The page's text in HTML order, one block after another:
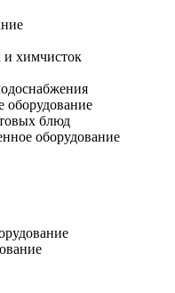
и химчисток
оборудование
блюд
оборудование